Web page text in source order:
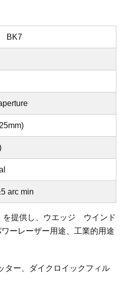
BK7
arc min
を提供し、ウエッジ ウインド
ーレーザー用途、工業的用途
ター、ダイクロイックフィル